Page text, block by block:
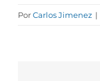
PorCarlos Jimenez |